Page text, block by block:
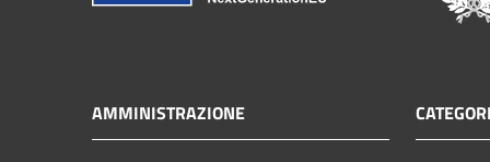
AMMINISTRAZIONE